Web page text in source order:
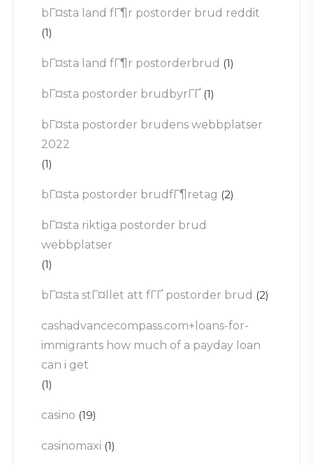
bГ¤sta land fГ¶r postorder brud reddit
(1)
bГ¤sta land fГ¶r postorderbrud (1)
bГ¤sta postorder brudbyrГҐ (1)
bГ¤sta postorder brudens webbplatser
2022
(1)
bГ¤sta postorder brudfГ¶retag (2)
bГ¤sta riktiga postorder brud
webbplatser
(1)
bГ¤sta stГ¤llet att fГҐ postorder brud (2)
cashadvancecompass.com+loans-for-
immigrants how much of a payday loan
can i get
(1)
casino (19)
casinomaxi (1)